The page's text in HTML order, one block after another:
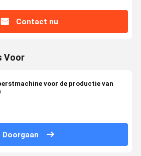
Contact nu
Voor
voor de productie van
Doorgaan